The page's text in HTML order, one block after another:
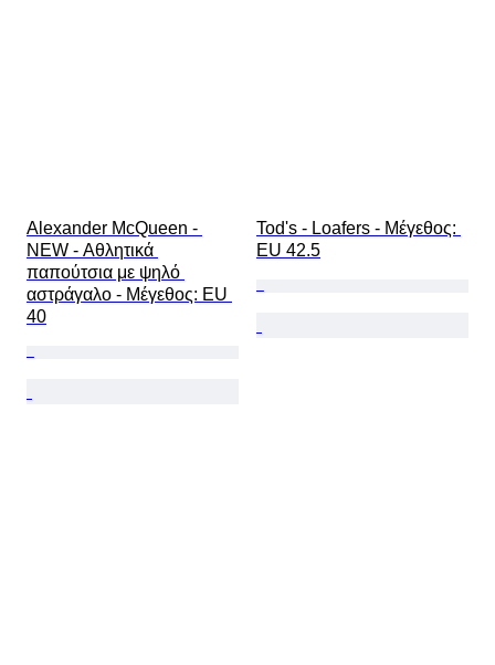
Alexander McQueen -
NEW - Αθλητικά
παπούτσια με ψηλό
αστράγαλο - Mέγεθος: EU
40
Tod's - Loafers - Mέγεθος:
EU 42.5